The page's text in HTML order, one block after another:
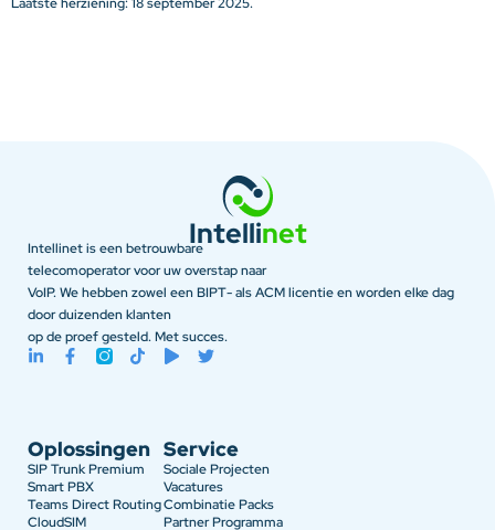
Intellinet
Intellinet is een betrouwbare
telecomoperator voor uw overstap naar
VoIP. We hebben zowel een BIPT- als ACM licentie en worden elke dag
door duizenden klanten
op de proef gesteld. Met succes.
Oplossingen
SIP Trunk Premium
Smart PBX
Teams Direct Routing
CloudSIM
Service
Sociale Projecten
Vacatures
Combinatie Packs
Partner Programma